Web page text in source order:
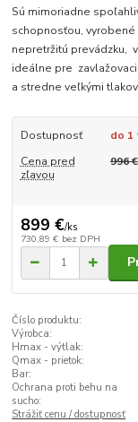
Sú mimoriadne
schopnosťou, vyrobené
nepretržitú prevádzku,
ideálne pre
a stredne veľkými
Dostupnosť
do 1
Cena pred
zľavou
996 €
899 €/ks
730,89 € bez DPH
Číslo produktu:
Výrobca:
Hmax - výtlak:
Qmax - prietok:
Bar:
Ochrana proti behu na
sucho:
Strážiť cenu / dostupnosť